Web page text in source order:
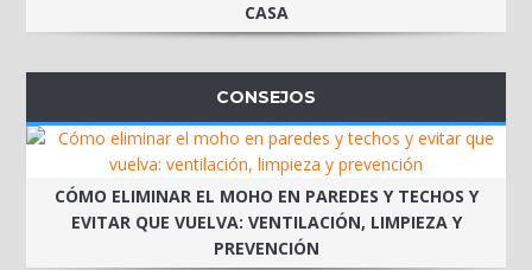
CASA
CONSEJOS
CÓMO ELIMINAR EL MOHO EN PAREDES Y TECHOS Y
EVITAR QUE VUELVA: VENTILACIÓN, LIMPIEZA Y
PREVENCIÓN